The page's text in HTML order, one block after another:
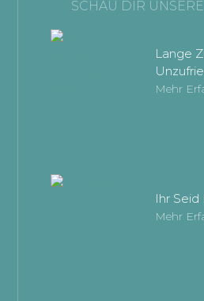
SCHAU DIR
Lange
Mehr
Ihr Seid
Mehr